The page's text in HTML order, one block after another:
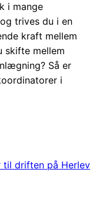
i mange
trives du i en
kraft mellem
skifte mellem
Så er
i